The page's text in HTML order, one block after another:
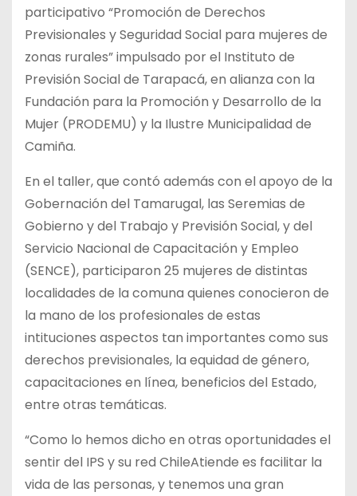
participativo “Promoción de Derechos
Previsionales y Seguridad Social para mujeres de
zonas rurales” impulsado por el Instituto de
Previsión Social de Tarapacá, en alianza con la
Fundación para la Promoción y Desarrollo de la
Mujer (PRODEMU) y la Ilustre Municipalidad de
Camiña.
En el taller, que contó además con el apoyo de la
Gobernación del Tamarugal, las Seremias de
Gobierno y del Trabajo y Previsión Social, y del
Servicio Nacional de Capacitación y Empleo
(SENCE), participaron 25 mujeres de distintas
localidades de la comuna quienes conocieron de
la mano de los profesionales de estas
intituciones aspectos tan importantes como sus
derechos previsionales, la equidad de género,
capacitaciones en línea, beneficios del Estado,
entre otras temáticas.
“Como lo hemos dicho en otras oportunidades el
sentir del IPS y su red ChileAtiende es facilitar la
vida de las personas, y tenemos una gran